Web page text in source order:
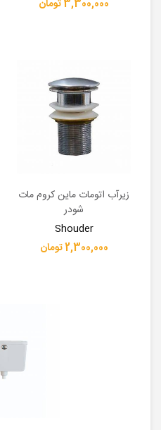
3,300,000 تومان
زیرآب اتومات ماین کروم مات
شودر
Shouder
2,300,000 تومان